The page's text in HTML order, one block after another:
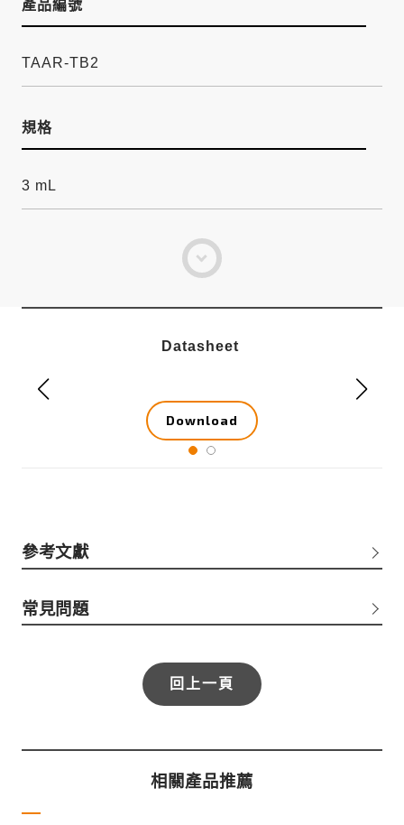
產品編號
TAAR-TB2
規格
3 mL
Datasheet
Download
參考文獻
常見問題
回上一頁
相關產品推薦